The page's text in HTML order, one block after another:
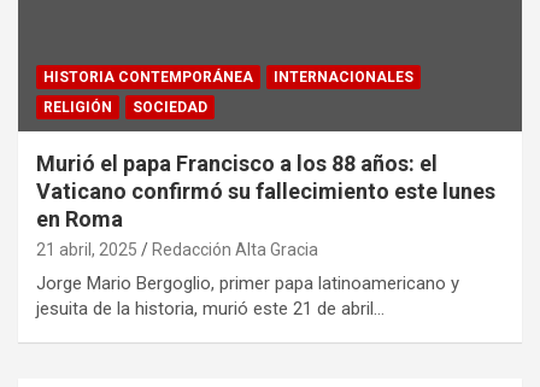
HISTORIA CONTEMPORÁNEA
INTERNACIONALES
RELIGIÓN
SOCIEDAD
Murió el papa Francisco a los 88 años: el
Vaticano confirmó su fallecimiento este lunes
en Roma
21 abril, 2025 Redacción Alta Gracia
Jorge Mario Bergoglio, primer papa latinoamericano y
jesuita de la historia, murió este 21 de abril…